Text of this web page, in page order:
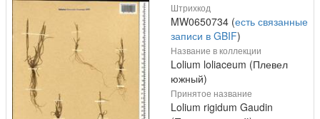
Штрихкод
MW0650734 (есть связанные
записи в GBIF)
Название в коллекции
Lolium loliaceum (Плевел
южный)
Принятое название
Lolium rigidum Gaudin